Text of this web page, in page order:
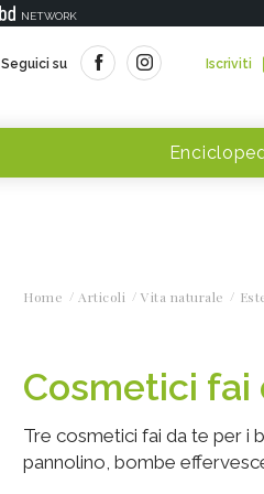
NETWORK
Seguici su Iscriviti
Home Articoli Vita naturale
Cosmetici fai
Tre cosmetici fai da te per i
pannolino, bombe